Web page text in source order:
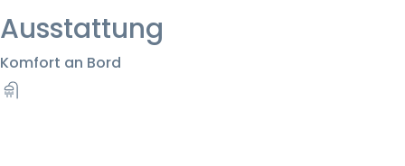
Ausstattung
Komfort an Bord